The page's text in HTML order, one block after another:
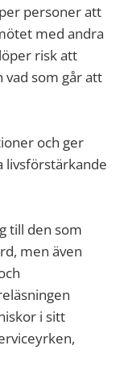
personer att
med andra
risk att
vad som går att
och ger
livsförstärkande
till den som
men även
i sitt